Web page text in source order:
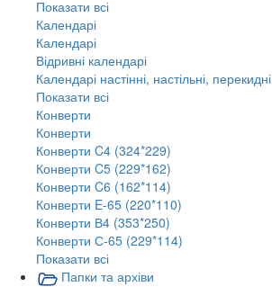
Показати всі
Календарі
Календарі
Відривні календарі
Календарі настінні, настільні, перекидні
Показати всі
Конверти
Конверти
Конверти C4 (324*229)
Конверти C5 (229*162)
Конверти C6 (162*114)
Конверти E-65 (220*110)
Конверти В4 (353*250)
Конверти С-65 (229*114)
Показати всі
Папки та архіви